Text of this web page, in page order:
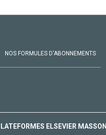
NOS FORMULES D'ABONNEMENTS
ELSEVIER MASSON